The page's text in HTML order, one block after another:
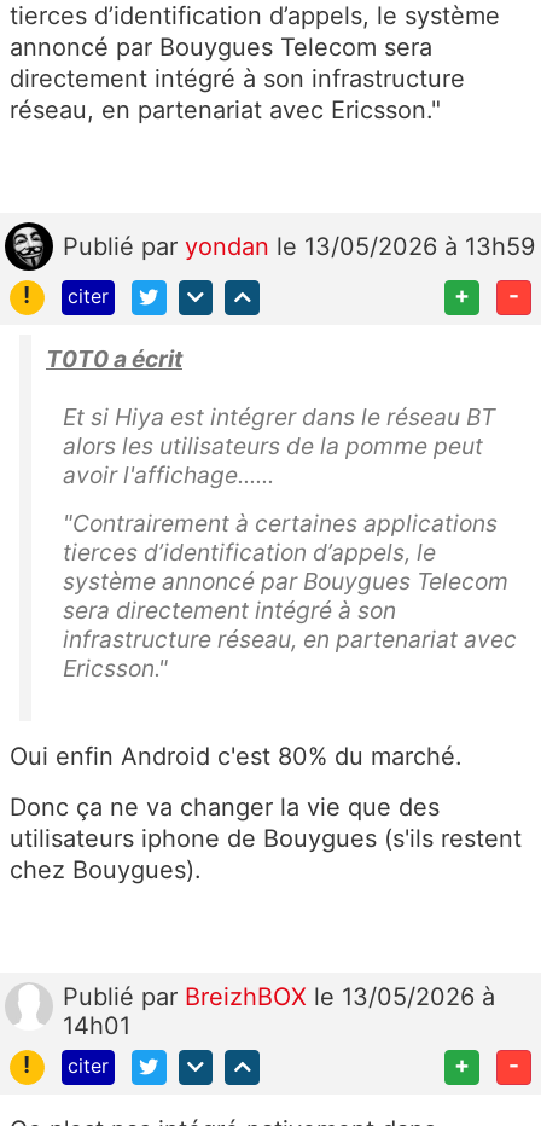
tierces d’identification d’appels, le système
annoncé par Bouygues Telecom sera
directement intégré à son infrastructure
réseau, en partenariat avec Ericsson."
Publié par yondan le 13/05/2026 à 13h59
!
citer + -
T0T0 a écrit
Et si Hiya est intégrer dans le réseau BT
alors les utilisateurs de la pomme peut
avoir l'affichage......
"Contrairement à certaines applications
tierces d’identification d’appels, le
système annoncé par Bouygues Telecom
sera directement intégré à son
infrastructure réseau, en partenariat avec
Ericsson."
Oui enfin Android c'est 80% du marché.
Donc ça ne va changer la vie que des
utilisateurs iphone de Bouygues (s'ils restent
chez Bouygues).
Publié par BreizhBOX le 13/05/2026 à
14h01
!
citer + -